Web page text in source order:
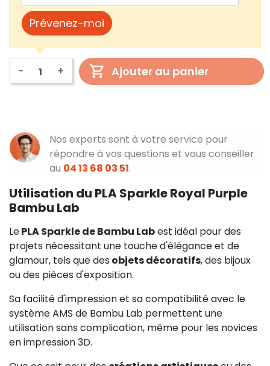
Prévenez-moi
- + Ajouter au panier
Nos experts sont à votre service pour
répondre à vos questions et vous conseiller
au 04 13 68 03 51.
Utilisation du PLA Sparkle Royal Purple
Bambu Lab
LePLA Sparkle de Bambu Labest idéal pour des
projets nécessitant une touche d'élégance et de
glamour, tels que des objets décoratifs, des bijoux
ou des pièces d'exposition.
Sa facilité d'impression et sa compatibilité avec le
système AMS de Bambu Lab permettent une
utilisation sans complication, même pour les novices
en impression 3D.